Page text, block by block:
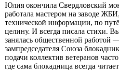
Юлия окончила Свердловский
работала мастером на заводе
технической информации, по
целину. И всегда писала стихи.
занялась общественной работой
зампредседателя Союза
подачи коллектив ветеранов
где сама блокадница всегда